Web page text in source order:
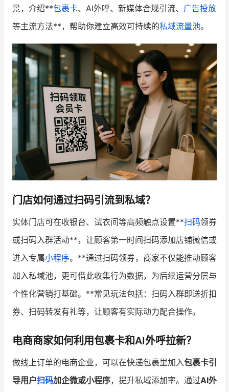
培训课程
增长俱乐部
增长俱乐部 有赞商盟
商家社区 社群交流
合作共进
入驻有赞 认证代理商
认证服务商 设计服务商
有赞云 数据通服务
景，介绍**包裹卡、AI外呼、新媒体合规引流、 广告投放
等主流方法**，帮助你建立高效可持续的私域流量池。
门店如何通过扫码引流到私域？
实体门店可在收银台、试衣间等高频触点设置**扫码领券
或扫码入群活动**，让顾客第一时间扫码添加店铺微信或
进入专属小程序。**通过扫码领券，商家不仅能推动顾客
加入私域池，更可借此收集行为数据，为后续运营分层与
个性化营销打基础。**常见玩法包括：扫码入群即送折扣
券、扫码转发有礼等，让顾客有实际动力配合操作。
电商商家如何利用包裹卡和AI外呼拉新？
做线上订单的电商企业，可以在快递包裹里加入包裹卡引
导用户扫码加企微或小程序，提升私域添加率。通过AI外